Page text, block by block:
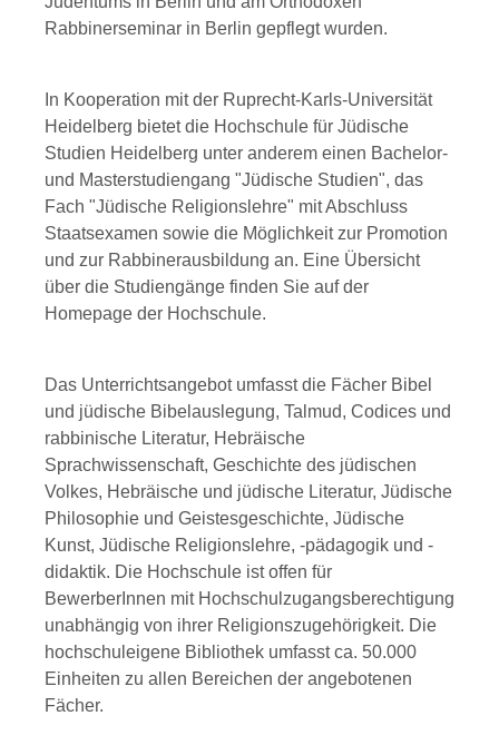
Rabbinerseminar in Berlin gepflegt wurden.
In Kooperation mit der Ruprecht-Karls-Universität
Heidelberg bietet die Hochschule für Jüdische
Studien Heidelberg unter anderem einen Bachelor-
und Masterstudiengang "Jüdische Studien", das
Fach "Jüdische Religionslehre" mit Abschluss
Staatsexamen sowie die Möglichkeit zur Promotion
und zur Rabbinerausbildung an. Eine Übersicht
über die Studiengänge finden Sie auf der
Homepage der Hochschule.
Das Unterrichtsangebot umfasst die Fächer Bibel
und jüdische Bibelauslegung, Talmud, Codices und
rabbinische Literatur, Hebräische
Sprachwissenschaft, Geschichte des jüdischen
Volkes, Hebräische und jüdische Literatur, Jüdische
Philosophie und Geistesgeschichte, Jüdische
Kunst, Jüdische Religionslehre, -pädagogik und -
didaktik. Die Hochschule ist offen für
BewerberInnen mit Hochschulzugangsberechtigung
unabhängig von ihrer Religionszugehörigkeit. Die
hochschuleigene Bibliothek umfasst ca. 50.000
Einheiten zu allen Bereichen der angebotenen
Fächer.